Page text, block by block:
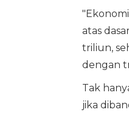
atas
triliun,
dengan
Tak
jika